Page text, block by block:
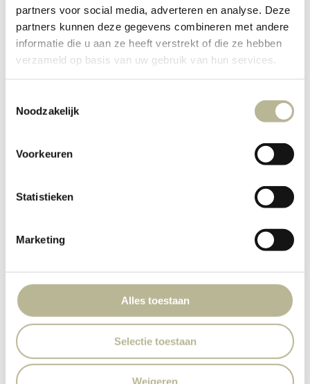
partners voor social media, adverteren en analyse. Deze
partners kunnen deze gegevens combineren met andere
informatie die u aan ze heeft verstrekt of die ze hebben
verzameld op basis van uw gebruik van hun services.
Noodzakelijk
Voorkeuren
Statistieken
Marketing
Alles toestaan
Selectie toestaan
Weigeren